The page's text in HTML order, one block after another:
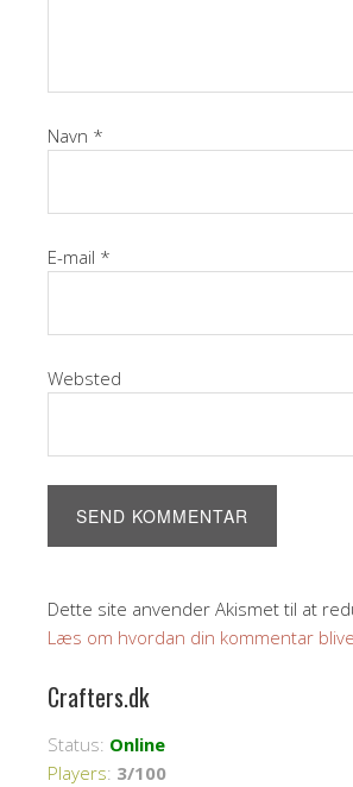
Navn *
E-mail *
Websted
Dette site anvender Akismet til at
Læs om hvordan din kommentar
Crafters.dk
Status: Online
Players: 3/100